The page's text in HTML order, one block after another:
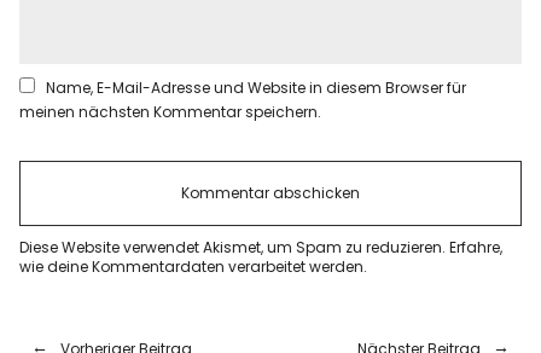
Name, E-Mail-Adresse und Website in diesem Browser für
meinen nächsten Kommentar speichern.
Diese Website verwendet Akismet, um Spam zu reduzieren.Erfahre,
wie deine Kommentardaten verarbeitet werden.
Vorheriger Beitrag Nächster Beitrag